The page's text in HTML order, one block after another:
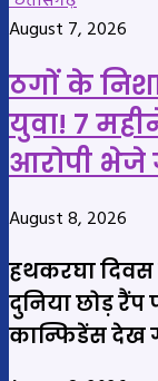
August 7, 2026
ठगों के
युवा! 7
आरोपी
August 8, 2026
हथकरघा
दुनिया छोड़ रैंप
कान्फिडेंस देख